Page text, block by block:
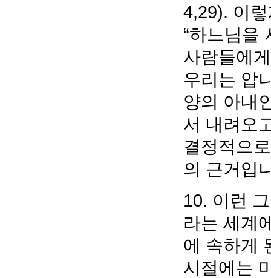
4,29). 이
“하느님을
사람들에
우리는 압
양의 아내
서 내려오
결정적으
의 근거입
10. 이런
라는 세계
에 속하게
시절에는